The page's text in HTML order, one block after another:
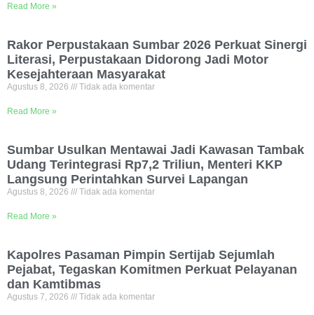
Read More »
Rakor Perpustakaan Sumbar 2026 Perkuat Sinergi
Literasi, Perpustakaan Didorong Jadi Motor
Kesejahteraan Masyarakat
Agustus 8, 2026 Tidak ada komentar
Read More »
Sumbar Usulkan Mentawai Jadi Kawasan Tambak
Udang Terintegrasi Rp7,2 Triliun, Menteri KKP
Langsung Perintahkan Survei Lapangan
Agustus 8, 2026 Tidak ada komentar
Read More »
Kapolres Pasaman Pimpin Sertijab Sejumlah
Pejabat, Tegaskan Komitmen Perkuat Pelayanan
dan Kamtibmas
Agustus 7, 2026 Tidak ada komentar